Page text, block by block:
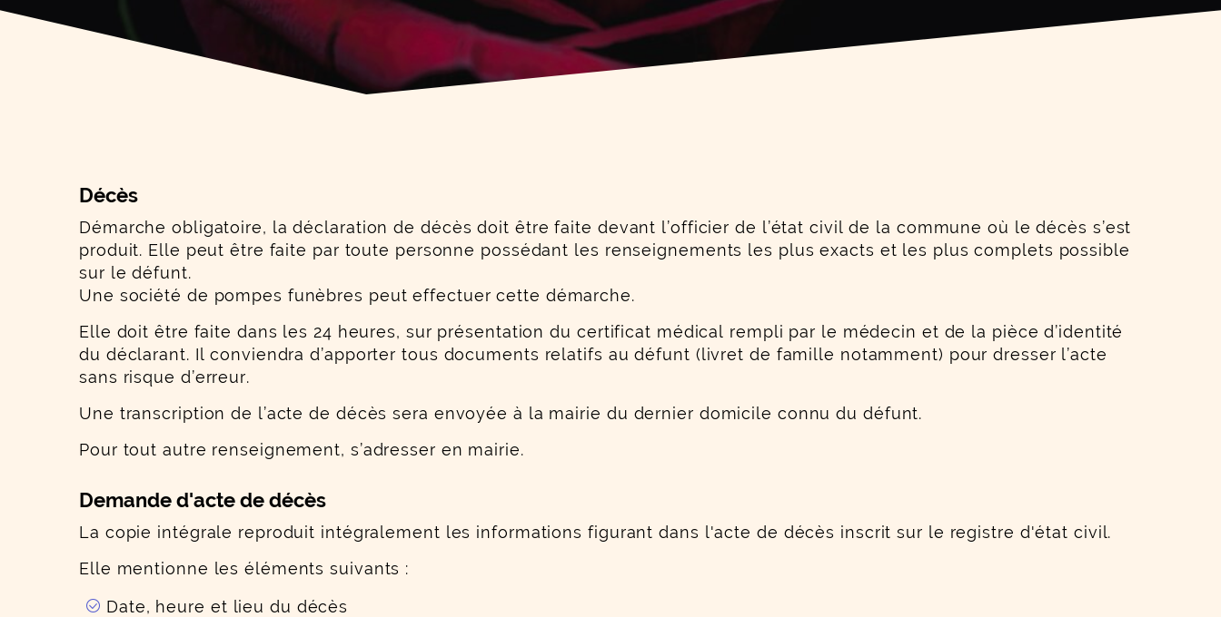
Décès
Démarche obligatoire, la déclaration de décès doit être faite devant l’officier de l’état civil de la commune où le décès s’est
produit. Elle peut être faite par toute personne possédant les renseignements les plus exacts et les plus complets possible
sur le défunt.
Une société de pompes funèbres peut effectuer cette démarche.
Elle doit être faite dans les 24 heures, sur présentation du certificat médical rempli par le médecin et de la pièce d’identité
du déclarant. Il conviendra d’apporter tous documents relatifs au défunt (livret de famille notamment) pour dresser l’acte
sans risque d’erreur.
Une transcription de l’acte de décès sera envoyée à la mairie du dernier domicile connu du défunt.
Pour tout autre renseignement, s’adresser en mairie.
Demande d'acte de décès
La copie intégrale reproduit intégralement les informations figurant dans l'acte de décès inscrit sur le registre d'état civil.
Elle mentionne les éléments suivants :
Date, heure et lieu du décès